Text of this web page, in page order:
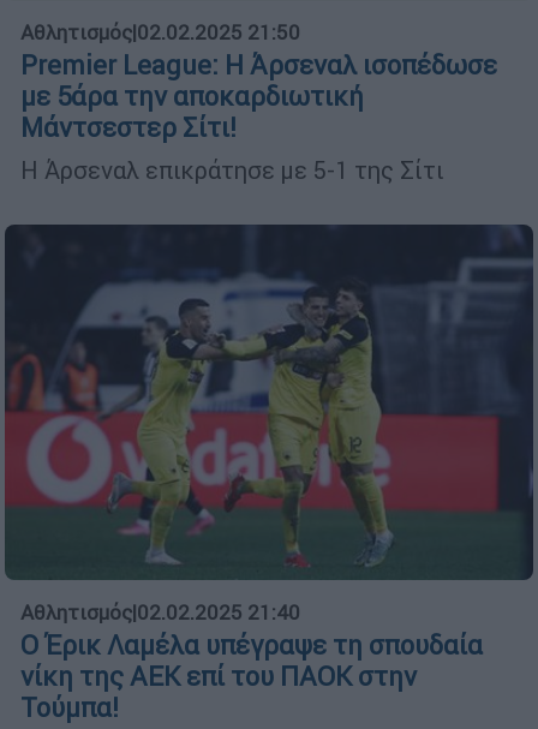
Αθλητισμός|02.02.2025 21:50
Premier League: Η Άρσεναλ ισοπέδωσε
με 5άρα την αποκαρδιωτική
Μάντσεστερ Σίτι!
Η Άρσεναλ επικράτησε με 5-1 της Σίτι
Αθλητισμός|02.02.2025 21:40
Ο Έρικ Λαμέλα υπέγραψε τη σπουδαία
νίκη της ΑΕΚ επί του ΠΑΟΚ στην
Τούμπα!